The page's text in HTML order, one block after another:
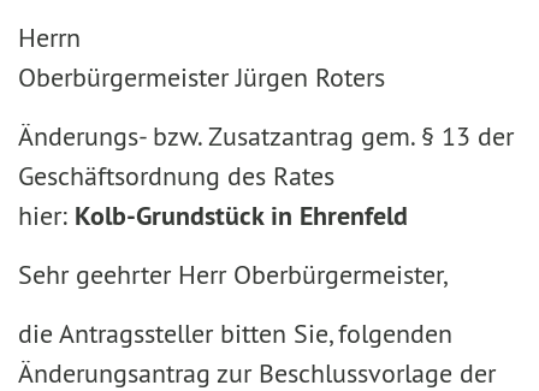
Herrn
Oberbürgermeister Jürgen Roters
Änderungs- bzw. Zusatzantrag gem. § 13 der
Geschäftsordnung des Rates
hier: Kolb-Grundstück in Ehrenfeld
Sehr geehrter Herr Oberbürgermeister,
die Antragssteller bitten Sie, folgenden
Änderungsantrag zur Beschlussvorlage der